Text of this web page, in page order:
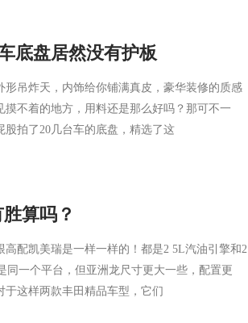
底盘居然没有护板
形吊炸天，内饰给你铺满真皮，豪华装修的质感
不着的地方，用料还是那么好吗？那可不一
拍了20几台车的底盘，精选了这
算吗？
配凯美瑞是一样一样的！都是2 5L汽油引擎和2
同一个平台，但亚洲龙尺寸更大一些，配置更
这样两款丰田精品车型，它们